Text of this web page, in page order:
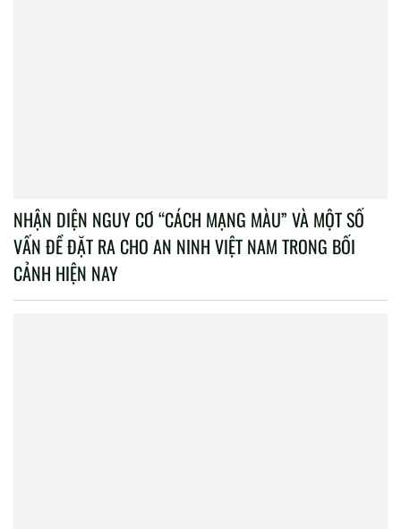
NHẬN DIỆN NGUY CƠ “CÁCH MẠNG MÀU” VÀ MỘT SỐ
VẤN ĐỀ ĐẶT RA CHO AN NINH VIỆT NAM TRONG BỐI
CẢNH HIỆN NAY